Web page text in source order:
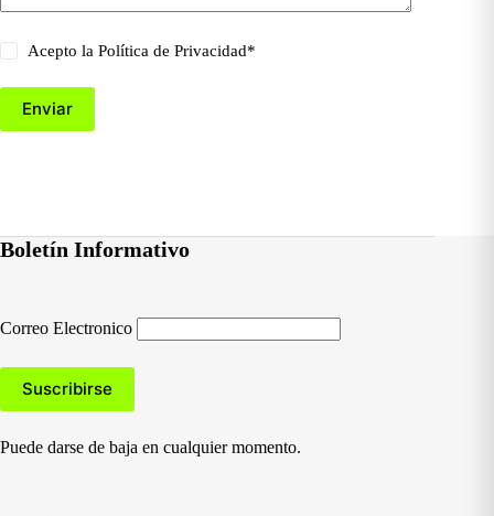
Acepto laPolítica de Privacidad*
Enviar
Boletín Informativo
Correo Electronico
Puede darse de baja en cualquier momento.